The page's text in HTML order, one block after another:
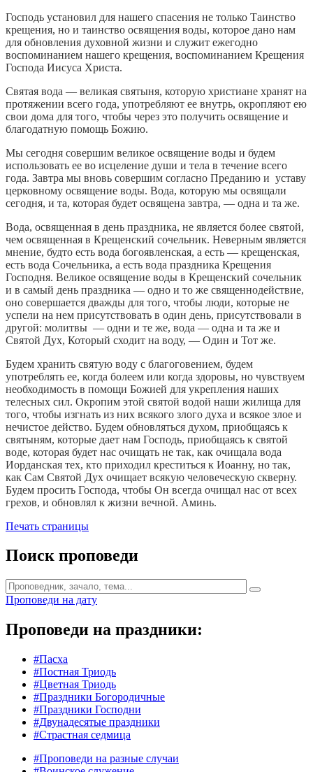
Господь установил для нашего спасения не только Таинство
крещения, но и таинство освящения воды, которое дано нам
для обновления духовной жизни и служит ежегодно
воспоминанием нашего крещения, воспоминанием Крещения
Господа Иисуса Христа.
Святая вода — великая святыня, которую христиане хранят на
протяжении всего года, употребляют ее внутрь, окропляют ею
свои дома для того, чтобы через это получить освящение и
благодатную помощь Божию.
Мы сегодня совершим великое освящение воды и будем
использовать ее во исцеление души и тела в течение всего
года. Завтра мы вновь совершим согласно Преданию и уставу
церковному освящение воды. Вода, которую мы освящали
сегодня, и та, которая будет освящена завтра, — одна и та же.
Вода, освященная в день праздника, не является более святой,
чем освященная в Крещенский сочельник. Неверным является
мнение, будто есть вода богоявленская, а есть — крещенская,
есть вода Сочельника, а есть вода праздника Крещения
Господня. Великое освящение воды в Крещенский сочельник
и в самый день праздника — одно и то же священнодействие,
оно совершается дважды для того, чтобы люди, которые не
успели на нем присутствовать в один день, присутствовали в
другой: молитвы — одни и те же, вода — одна и та же и
Святой Дух, Который сходит на воду, — Один и Тот же.
Будем хранить святую воду с благоговением, будем
употреблять ее, когда болеем или когда здоровы, но чувствуем
необходимость в помощи Божией для укрепления наших
телесных сил. Окропим этой святой водой наши жилища для
того, чтобы изгнать из них всякого злого духа и всякое злое и
нечистое действо. Будем обновляться духом, приобщаясь к
святыням, которые дает нам Господь, приобщаясь к святой
воде, которая будет нас очищать не так, как очищала вода
Иорданская тех, кто приходил креститься к Иоанну, но так,
как Сам Святой Дух очищает всякую человеческую скверну.
Будем просить Господа, чтобы Он всегда очищал нас от всех
грехов, и обновлял к жизни вечной. Аминь.
Печать страницы
Поиск проповеди
Проповеди на дату
Проповеди на праздники:
#Пасха
#Постная Триодь
#Цветная Триодь
#Праздники Богородичные
#Праздники Господни
#Двунадесятые праздники
#Страстная седмица
#Проповеди на разные случаи